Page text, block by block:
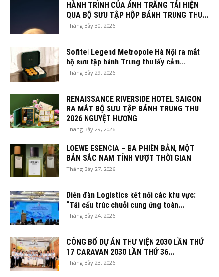
HÀNH TRÌNH CỦA ÁNH TRĂNG TÁI HIỆN
QUA BỘ SƯU TẬP HỘP BÁNH TRUNG THU...
Tháng Bảy 30, 2026
Sofitel Legend Metropole Hà Nội ra mắt
bộ sưu tập bánh Trung thu lấy cảm...
Tháng Bảy 29, 2026
RENAISSANCE RIVERSIDE HOTEL SAIGON
RA MẮT BỘ SƯU TẬP BÁNH TRUNG THU
2026 NGUYỆT HƯƠNG
Tháng Bảy 29, 2026
LOEWE ESENCIA – BA PHIÊN BẢN, MỘT
BẢN SẮC NAM TÍNH VƯỢT THỜI GIAN
Tháng Bảy 27, 2026
Diễn đàn Logistics kết nối các khu vực:
“Tái cấu trúc chuỗi cung ứng toàn...
Tháng Bảy 24, 2026
CÔNG BỐ DỰ ÁN THƯ VIỆN 2030 LẦN THỨ
17 CARAVAN 2030 LẦN THỨ 36...
Tháng Bảy 23, 2026